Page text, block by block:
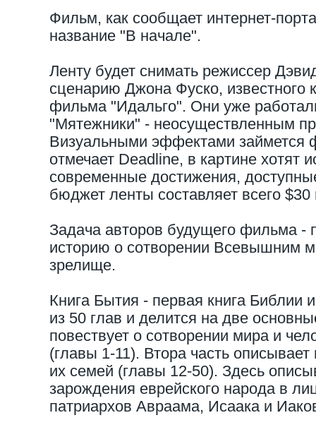
Фильм, как сообщает интернет-
название "В начале".
Ленту будет снимать режиссер
сценарию Джона Фуско, известного
фильма "Идальго". Они уже
"Мятежники" - неосуществленным
Визуальными эффектами займется
отмечает Deadline, в картине хотят
современные достижения,
бюджет ленты составляет всего
Задача авторов будущего фильма -
историю о сотворении Всевышним
зрелище.
Книга Бытия - первая книга Библии
из 50 глав и делится на две
повествует о сотворении мира и
(главы 1-11). Втора часть
их семей (главы 12-50). Здесь
зарождения еврейского народа в
патриархов Авраама, Исаака и